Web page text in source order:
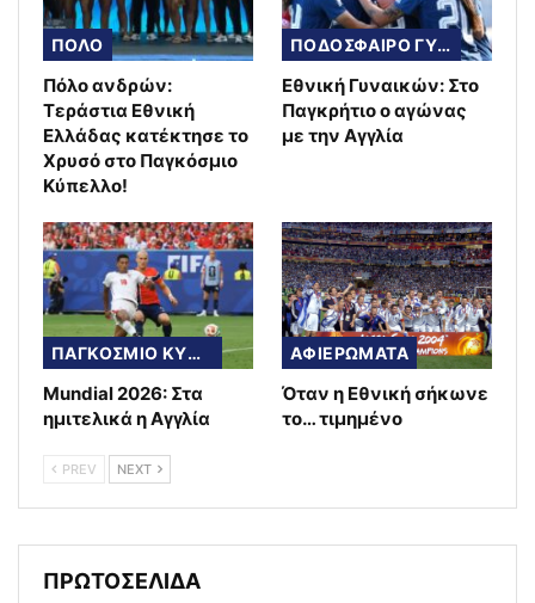
ΠΟΛΟ
Πόλο ανδρών:
Τεράστια Εθνική
Ελλάδας κατέκτησε το
Χρυσό στο Παγκόσμιο
Κύπελλο!
ΠΟΔΟΣΦΑΙΡΟ ΓΥΝΑΙΚΩΝ
Εθνική Γυναικών: Στο
Παγκρήτιο ο αγώνας
με την Αγγλία
ΠΑΓΚΟΣΜΙΟ ΚΥΠΕΛΛΟ
Mundial 2026: Στα
ημιτελικά η Αγγλία
ΑΦΙΕΡΩΜΑΤΑ
Όταν η Εθνική σήκωνε
το… τιμημένο
PREV NEXT
ΠΡΩΤΟΣΕΛΙΔΑ